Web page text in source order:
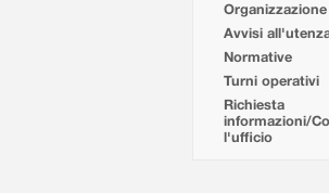
Avvisi
Normative
Turni operativi
Richiesta
informazioni/
l'ufficio